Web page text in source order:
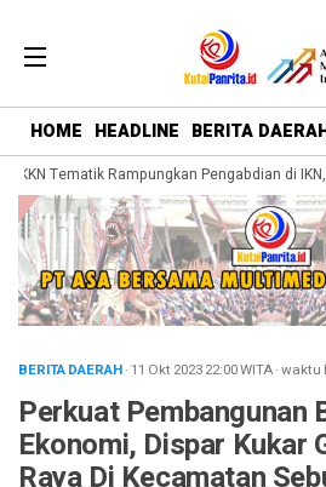
HOME HEADLINE BERITA
Tematik Rampungkan Pengabdian di
BERITA DAERAH· 11 Okt 202322:00WITA·waktu
Perkuat Pembangunan
Ekonomi, Dispar Kukar
Raya Di Kecamatan